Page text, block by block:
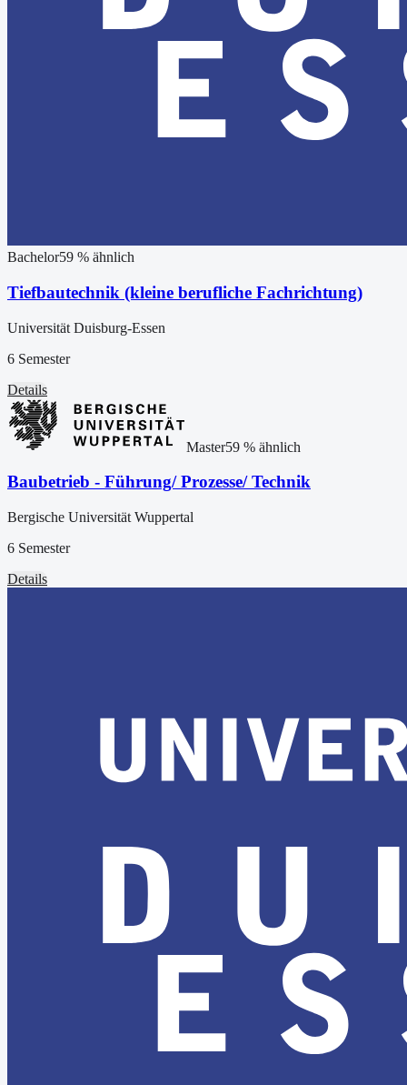
Bachelor59 % ähnlich
Tiefbautechnik (kleine berufliche Fachrichtung)
Universität Duisburg-Essen
6 Semester
Details
Master59% ähnlich
Baubetrieb - Führung/ Prozesse/ Technik
Bergische Universität Wuppertal
6 Semester
Details